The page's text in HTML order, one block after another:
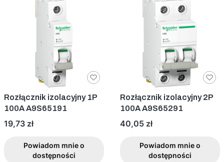
Rozłącznik izolacyjny 1P
100A A9S65191
Cena
19,73 zł
Powiadom mnie o
dostępności
Rozłącznik izolacyjny 2P
100A A9S65291
Cena
40,05 zł
Powiadom mnie o
dostępności